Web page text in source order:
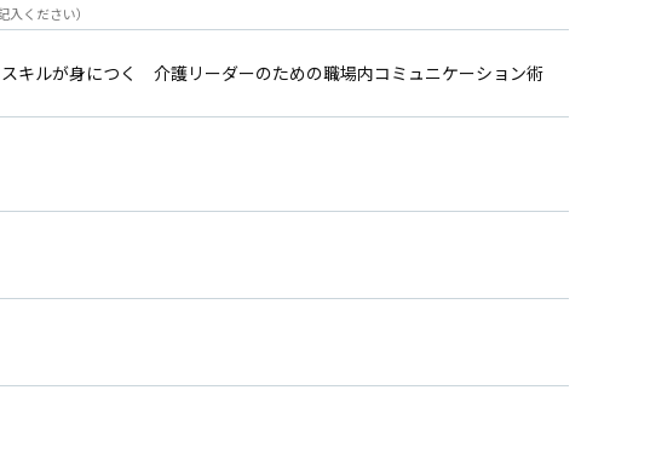
ください）
キルが身につく 介護リーダーのための職場内コミュニケーション術